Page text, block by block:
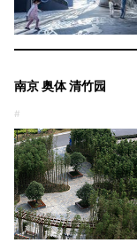
南京 奥体 清竹园
#